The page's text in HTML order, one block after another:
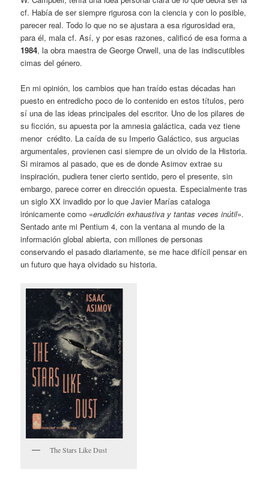
cf. Había de ser siempre rigurosa con la ciencia y con lo posible,
parecer real. Todo lo que no se ajustara a esa rigurosidad era,
para él, mala cf. Así, y por esas razones, calificó de esa forma a
1984, la obra maestra de George Orwell, una de las indiscutibles
cimas del género.
En mi opinión, los cambios que han traído estas décadas han
puesto en entredicho poco de lo contenido en estos títulos, pero
sí una de las ideas principales del escritor. Uno de los pilares de
su ficción, su apuesta por la amnesia galáctica, cada vez tiene
menor crédito. La caída de su Imperio Galáctico, sus argucias
argumentales, provienen casi siempre de un olvido de la Historia.
Si miramos al pasado, que es de donde Asimov extrae su
inspiración, pudiera tener cierto sentido, pero el presente, sin
embargo, parece correr en dirección opuesta. Especialmente tras
un siglo XX invadido por lo que Javier Marías cataloga
irónicamente como «erudición exhaustiva y tantas veces inútil».
Sentado ante mi Pentium 4, con la ventana al mundo de la
información global abierta, con millones de personas
conservando el pasado diariamente, se me hace difícil pensar en
un futuro que haya olvidado su historia.
The Stars Like Dust